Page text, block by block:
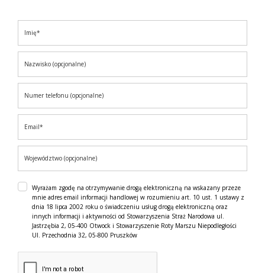
Wyrażam zgodę na otrzymywanie drogą elektroniczną na wskazany przeze
mnie adres email informacji handlowej w rozumieniu art. 10 ust. 1 ustawy z
dnia 18 lipca 2002 roku o świadczeniu usług drogą elektroniczną oraz
innych informacji i aktywności od Stowarzyszenia Straż Narodowa ul.
Jastrzębia 2, 05-400 Otwock i Stowarzyszenie Roty Marszu Niepodległości
Ul. Przechodnia 32, 05-800 Pruszków